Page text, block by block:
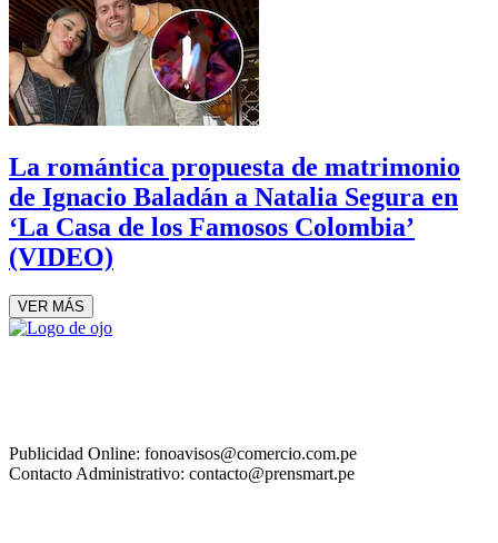
La romántica propuesta de matrimonio
de Ignacio Baladán a Natalia Segura en
‘La Casa de los Famosos Colombia’
(VIDEO)
VER MÁS
Publicidad Online: fonoavisos@comercio.com.pe
Contacto Administrativo: contacto@prensmart.pe